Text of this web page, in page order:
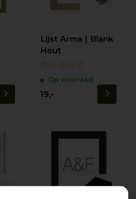
Lijst Arma | Blank
Hout
Op voorraad
19,-